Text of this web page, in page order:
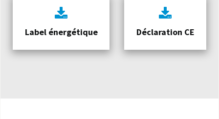
Label énergétique Déclaration CE